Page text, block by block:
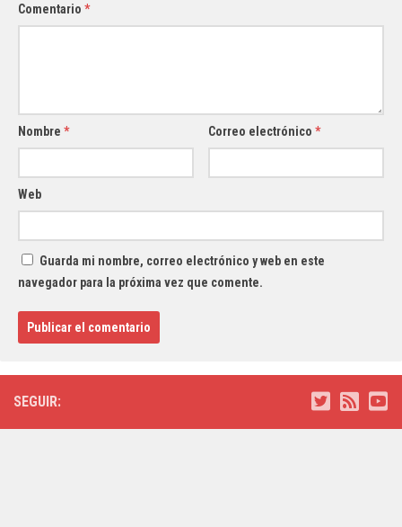
Comentario *
Nombre * Correo electrónico*
Web
Guarda mi nombre, correo electrónico y web en este
navegador para la próxima vez que comente.
SEGUIR: